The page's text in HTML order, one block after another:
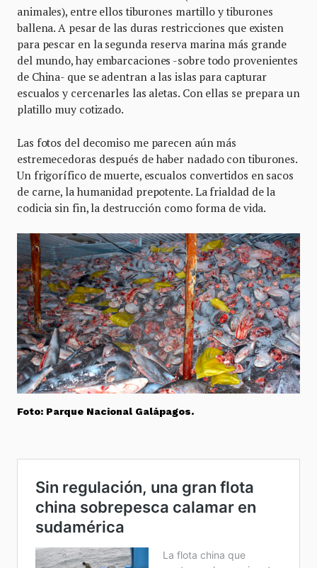
animales), entre ellos tiburones martillo y tiburones
ballena. A pesar de las duras restricciones que existen
para pescar en la segunda reserva marina más grande
del mundo, hay embarcaciones -sobre todo provenientes
de China- que se adentran a las islas para capturar
escualos y cercenarles las aletas. Con ellas se prepara un
platillo muy cotizado.
Las fotos del decomiso me parecen aún más
estremecedoras después de haber nadado con tiburones.
Un frigorífico de muerte, escualos convertidos en sacos
de carne, la humanidad prepotente. La frialdad de la
codicia sin fin, la destrucción como forma de vida.
Foto: Parque Nacional Galápagos.